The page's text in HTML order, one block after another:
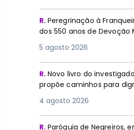
R. Peregrinação à
dos 550 anos de Devoção
5 agosto 2026
R. Novo livro do
propõe caminhos para
4 agosto 2026
R. Paróquia de Negreiros,